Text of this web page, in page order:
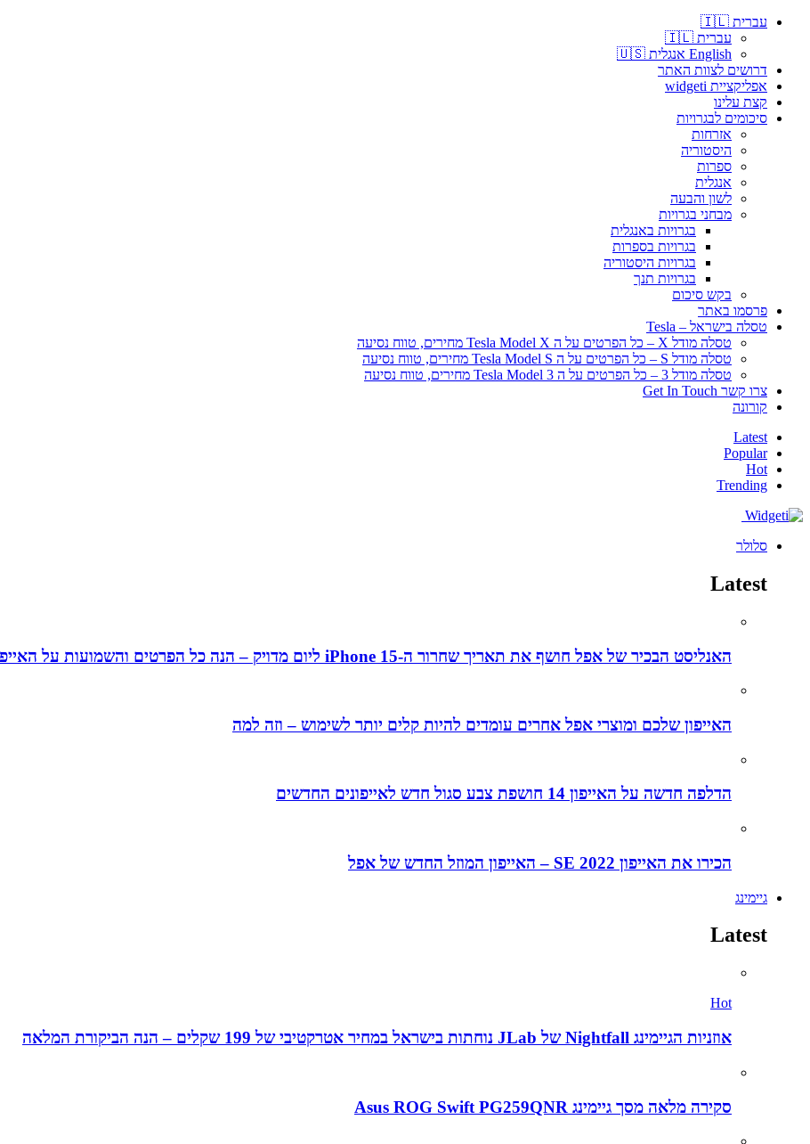
עברית 🇮🇱
עברית 🇮🇱
English אנגלית 🇺🇸
דרושים לצוות האתר
אפליקציית widgeti
קצת עלינו
סיכומים לבגרויות
אזרחות
היסטוריה
ספרות
אנגלית
לשון והבעה
מבחני בגרויות
בגרויות באנגלית
בגרויות בספרות
בגרויות היסטוריה
בגרויות תנך
בקש סיכום
פרסמו באתר
טסלה בישראל – Tesla
טסלה מודל X – כל הפרטים על ה Tesla Model X מחירים, טווח נסיעה
טסלה מודל S – כל הפרטים על ה Tesla Model S מחירים, טווח נסיעה
טסלה מודל 3 – כל הפרטים על ה Tesla Model 3 מחירים, טווח נסיעה
צרו קשר Get In Touch
קורונה
Latest
Popular
Hot
Trending
סלולר
Latest
האנליסט הבכיר של אפל חושף את תאריך שחרור ה-iPhone 15 ליום מדויק – הנה כל הפרטים והשמועות על האייפון 15
האייפון שלכם ומוצרי אפל אחרים עומדים להיות קלים יותר לשימוש – וזה למה
הדלפה חדשה על האייפון 14 חושפת צבע סגול חדש לאייפונים החדשים
הכירו את האייפון SE 2022 – האייפון המוזל החדש של אפל
גיימינג
Latest
Hot
אוזניות הגיימינג Nightfall של JLab נוחתות בישראל במחיר אטרקטיבי של 199 שקלים – הנה הביקורת המלאה
סקירה מלאה מסך גיימינג Asus ROG Swift PG259QNR